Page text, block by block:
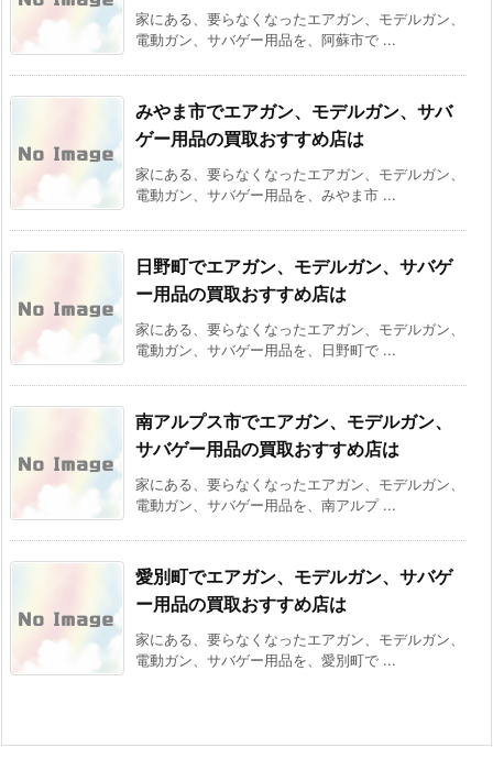
家にある、要らなくなったエアガン、モデルガン、
電動ガン、サバゲー用品を、阿蘇市で ...
みやま市でエアガン、モデルガン、サバ
ゲー用品の買取おすすめ店は
家にある、要らなくなったエアガン、モデルガン、
電動ガン、サバゲー用品を、みやま市 ...
日野町でエアガン、モデルガン、サバゲ
ー用品の買取おすすめ店は
家にある、要らなくなったエアガン、モデルガン、
電動ガン、サバゲー用品を、日野町で ...
南アルプス市でエアガン、モデルガン、
サバゲー用品の買取おすすめ店は
家にある、要らなくなったエアガン、モデルガン、
電動ガン、サバゲー用品を、南アルプ ...
愛別町でエアガン、モデルガン、サバゲ
ー用品の買取おすすめ店は
家にある、要らなくなったエアガン、モデルガン、
電動ガン、サバゲー用品を、愛別町で ...